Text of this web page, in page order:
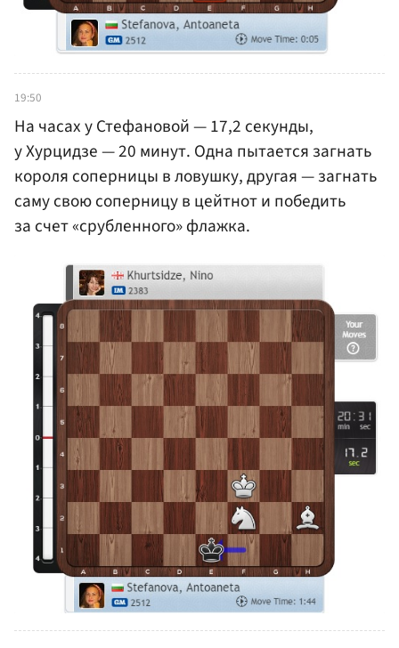
19:50
На часах у Стефановой — 17,2 секунды,
у Хурцидзе — 20 минут. Одна пытается загнать
короля соперницы в ловушку, другая — загнать
саму свою соперницу в цейтнот и победить
за счет «срубленного» флажка.